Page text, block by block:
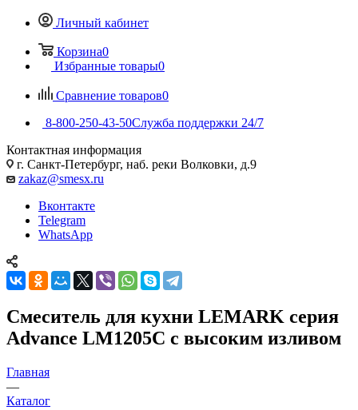
Личный кабинет
Корзина0
Избранные товары0
Сравнение товаров0
8-800-250-43-50Служба поддержки 24/7
Контактная информация
г. Санкт-Петербург, наб. реки Волковки, д.9
zakaz@smesx.ru
Вконтакте
Telegram
WhatsApp
Смеситель для кухни LEMARK серия
Advance LM1205C с высоким изливом
Главная
—
Каталог